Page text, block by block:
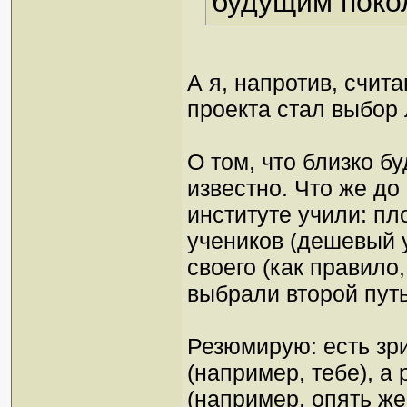
А я, напротив,
проекта стал
О том, что близко
известно. Что же
институте учили:
учеников (дешевый
своего (как
выбрали второй
Резюмирую: есть
(например, тебе), а
(например, опять